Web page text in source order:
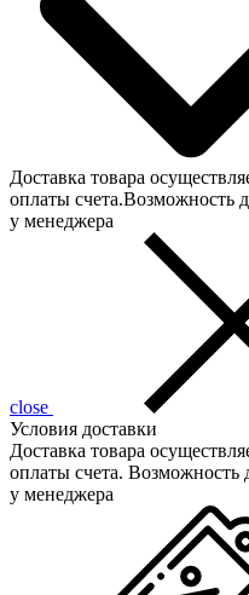
Доставка товара
оплаты счета.Возможность
у менеджера
close
Условия доставки
Доставка товара
оплаты счета. Возможность
у менеджера